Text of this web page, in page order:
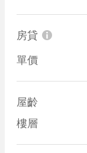
房貸
單價
屋齡
樓層